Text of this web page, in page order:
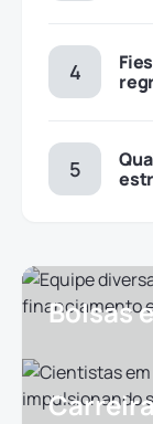
Bolsas